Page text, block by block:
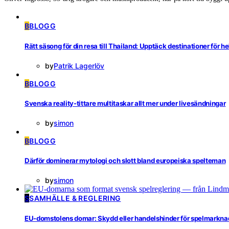
BBLOGG
Rätt säsong för din resa till Thailand: Upptäck destinationer för
byPatrik Lagerlöv
BBLOGG
Svenska reality-tittare multitaskar allt mer under livesändningar
bysimon
BBLOGG
Därför dominerar mytologi och slott bland europeiska spelteman
bysimon
SSAMHÄLLE & REGLERING
EU-domstolens domar: Skydd eller handelshinder för